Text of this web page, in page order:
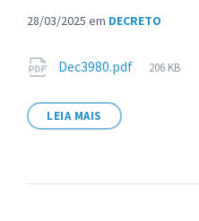
28/03/2025 em DECRETO
Anexos
Dec3980.pdf
Tamanho
206 KB
LEIA MAIS